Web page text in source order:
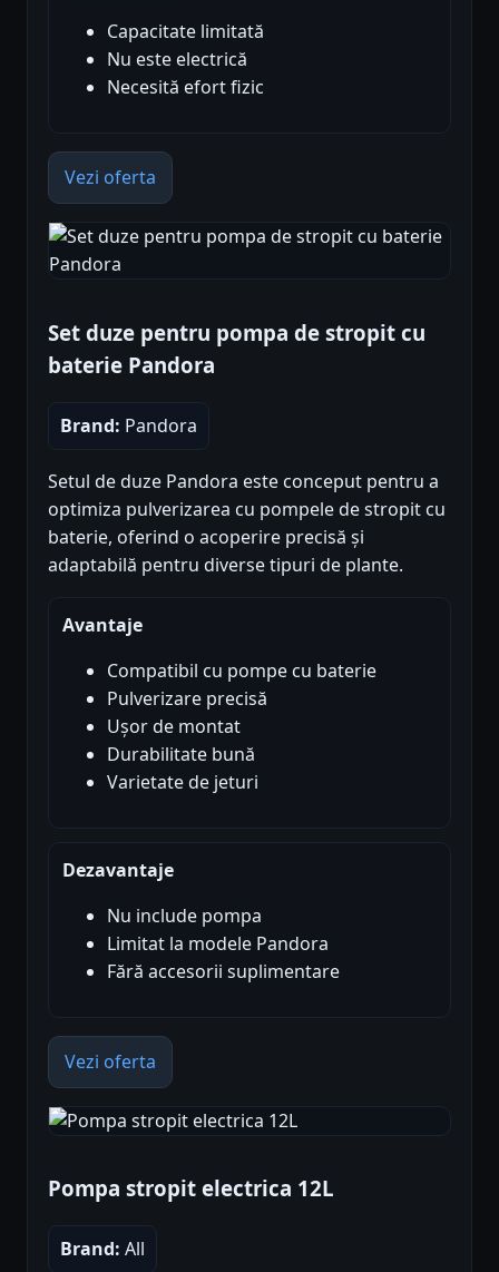
Capacitate limitată
Nu este electrică
Necesită efort fizic
Vezi oferta
Set duze pentru pompa de stropit cu
baterie Pandora
Brand: Pandora
Setul de duze Pandora este conceput pentru a
optimiza pulverizarea cu pompele de stropit cu
baterie, oferind o acoperire precisă și
adaptabilă pentru diverse tipuri de plante.
Avantaje
Compatibil cu pompe cu baterie
Pulverizare precisă
Ușor de montat
Durabilitate bună
Varietate de jeturi
Dezavantaje
Nu include pompa
Limitat la modele Pandora
Fără accesorii suplimentare
Vezi oferta
Pompa stropit electrica 12L
Brand: All